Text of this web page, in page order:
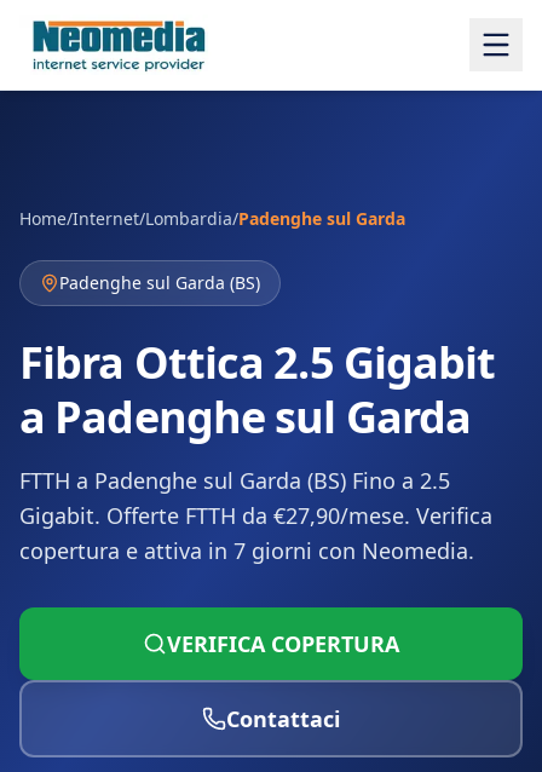
Home/Internet/Lombardia/Padenghe sul Garda
Padenghe sul Garda (BS)
Fibra Ottica 2.5 Gigabit
a Padenghe sul Garda
FTTH a Padenghe sul Garda (BS) Fino a 2.5
Gigabit. Offerte FTTH da €27,90/mese. Verifica
copertura e attiva in 7 giorni con Neomedia.
VERIFICA COPERTURA
Contattaci